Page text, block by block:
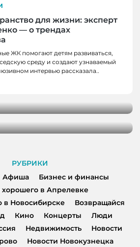
для жизни: эксперт
— о трендах
ЖК помогают детям развиваться,
среду и создают узнаваемый
интервью рассказала..
с десятками учеников:
и верности
РУБРИКИ
Афиша
Бизнес и финансы
в Апрелевке
в Новосибирске
Возвращайся
Кино Концерты
Люди
Недвижимость
Новости
Новости Новокузнецка